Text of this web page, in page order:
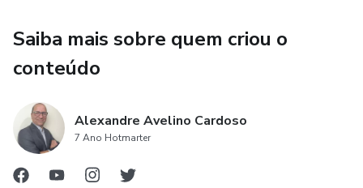
Saiba mais sobre quem criou o
conteúdo
Alexandre Avelino Cardoso
7 Ano Hotmarter